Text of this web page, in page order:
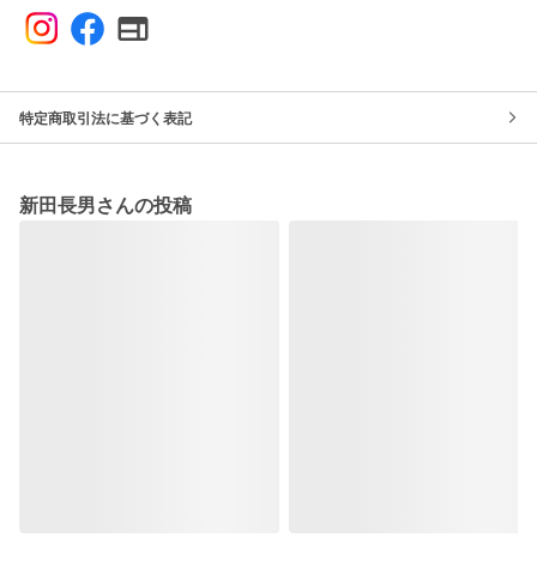
特定商取引法に基づく表記
新田長男さんの投稿